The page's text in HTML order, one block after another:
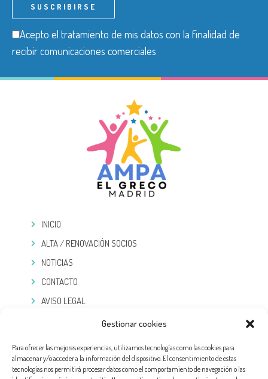
Gestionar cookies
Para ofrecer las mejores experiencias, utilizamos tecnologías como las cookies para
almacenar y/o acceder a la información del dispositivo. El consentimiento de estas
tecnologías nos permitirá procesar datos como el comportamiento de navegación o las
Acepto el tratamiento de mis datos con la finalidad de
recibir comunicaciones comerciales
INICIO
ALTA / RENOVACIÓN SOCIOS
NOTICIAS
CONTACTO
AVISO LEGAL
POLÍTICA DE PRIVACIDAD
TELEGRAM